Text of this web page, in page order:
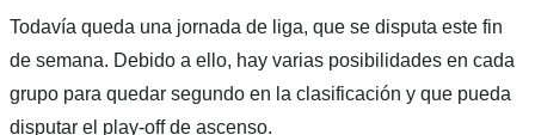
Todavía queda una jornada de liga, que se disputa este fin
de semana. Debido a ello, hay varias posibilidades en cada
grupo para quedar segundo en la clasificación y que pueda
disputar el play-off de ascenso.